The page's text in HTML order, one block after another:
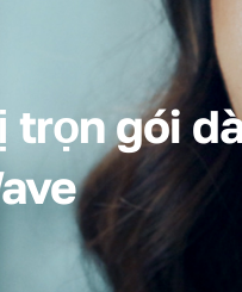
trọn gói